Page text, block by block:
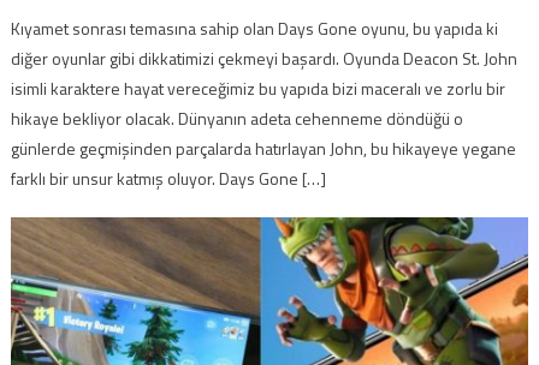
Kıyamet sonrası temasına sahip olan Days Gone oyunu, bu yapıda ki
diğer oyunlar gibi dikkatimizi çekmeyi başardı. Oyunda Deacon St. John
isimli karaktere hayat vereceğimiz bu yapıda bizi maceralı ve zorlu bir
hikaye bekliyor olacak. Dünyanın adeta cehenneme döndüğü o
günlerde geçmişinden parçalarda hatırlayan John, bu hikayeye yegane
farklı bir unsur katmış oluyor. Days Gone […]